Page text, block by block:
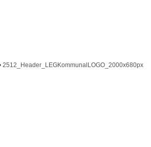
2512_Header_LEGKommunalLOGO_2000x680px